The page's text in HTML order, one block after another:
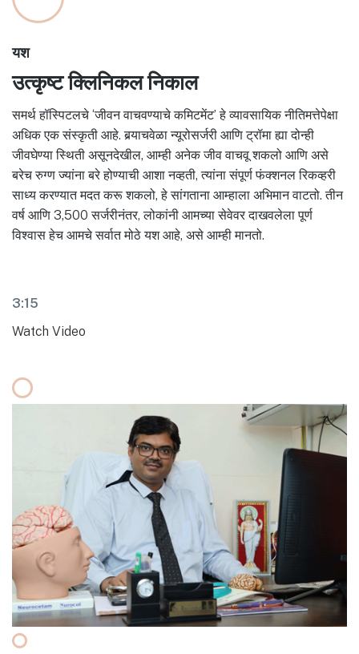
यश
उत्कृष्ट क्लिनिकल निकाल
समर्थ हॉस्पिटलचे ‘जीवन वाचवण्याचे कमिटमेंट’ हे व्यावसायिक नीतिमत्तेपेक्षा
अधिक एक संस्कृती आहे. बर्‍याचवेळा न्यूरोसर्जरी आणि ट्रॉमा ह्या दोन्ही
जीवघेण्या स्थिती असूनदेखील, आम्ही अनेक जीव वाचवू शकलो आणि असे
बरेच रुग्ण ज्यांना बरे होण्याची आशा नव्हती, त्यांना संपूर्ण फंक्शनल रिकव्हरी
साध्य करण्यात मदत करू शकलो, हे सांगताना आम्हाला अभिमान वाटतो. तीन
वर्ष आणि 3,500 सर्जरीनंतर, लोकांनी आमच्या सेवेवर दाखवलेला पूर्ण
विश्वास हेच आमचे सर्वात मोठे यश आहे, असे आम्ही मानतो.
3:15
Watch Video